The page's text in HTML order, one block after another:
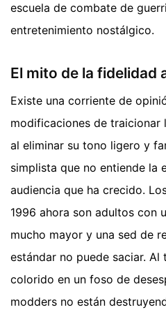
escuela de combate de
entretenimiento nostálgico.
El mito de la fidelidad
Existe una corriente de
modificaciones de traicionar
al eliminar su tono ligero y
simplista que no entiende la
audiencia que ha crecido.
1996 ahora son adultos con
mucho mayor y una sed de
estándar no puede saciar. Al
colorido en un foso de
modders no están